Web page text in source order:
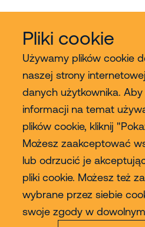
Pliki cookie
Używamy plików cookie
naszej strony
danych użytkownika.
informacji na temat
plików cookie, kliknij
Możesz zaakceptować
lub odrzucić je
pliki cookie. Możesz też
wybrane przez siebie
swoje zgody w
Usługi
Sprzedaż
Contact
Więcej